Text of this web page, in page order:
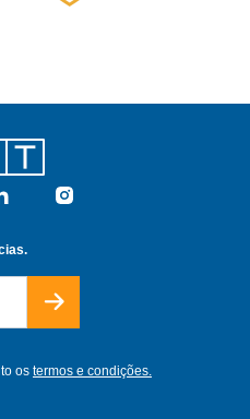
Instagram
os termos e condições.